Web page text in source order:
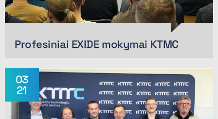
Profesiniai EXIDE mokymai KTMC
03
21